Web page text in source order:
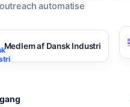
automatise
Medlem af Dansk Industri